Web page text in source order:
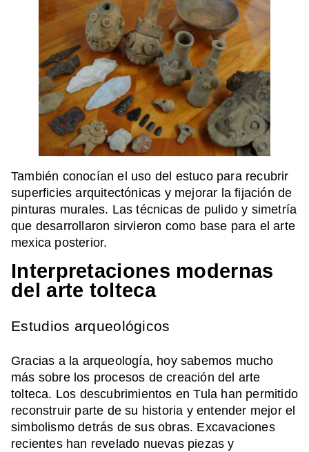
También conocían el uso del estuco para recubrir
superficies arquitectónicas y mejorar la fijación de
pinturas murales. Las técnicas de pulido y simetría
que desarrollaron sirvieron como base para el arte
mexica posterior.
Interpretaciones modernas
del arte tolteca
Estudios arqueológicos
Gracias a la arqueología, hoy sabemos mucho
más sobre los procesos de creación del arte
tolteca. Los descubrimientos en Tula han permitido
reconstruir parte de su historia y entender mejor el
simbolismo detrás de sus obras. Excavaciones
recientes han revelado nuevas piezas y